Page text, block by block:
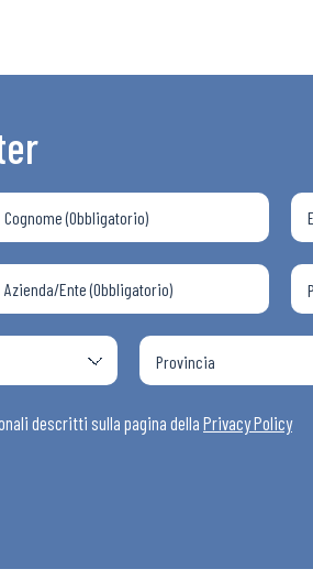
Articoli
Osservatori
Eventi
Chi Siamo
descritti sulla pagina della Privacy Policy